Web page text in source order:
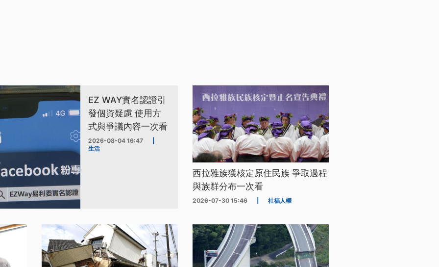
EZ WAY實名認證引
發個資疑慮 使用方
式與爭議內容一次看
2026-08-04 16:47
生活
西拉雅族獲核定原住民族 爭取過程
與族群分布一次看
2026-07-30 15:46 社福人權